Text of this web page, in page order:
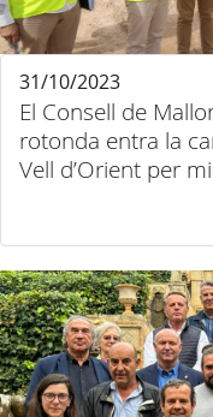
El Consell de
rotonda entra la
Vell d’Orient per
31/10/2023